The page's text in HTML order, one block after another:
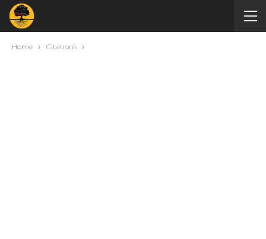
Home Citations